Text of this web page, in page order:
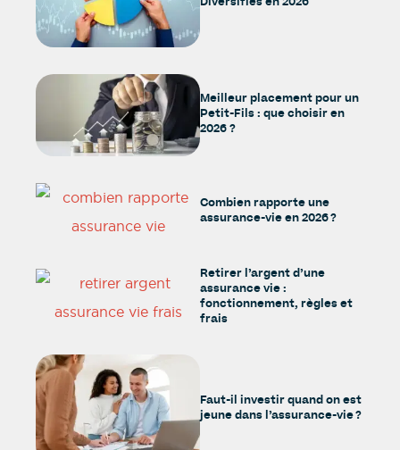
Diversifiés en 2026
Meilleur placement pour un
Petit-Fils : que choisir en
2026 ?
Combien rapporte une
assurance-vie en 2026 ?
Retirer l’argent d’une
assurance vie :
fonctionnement, règles et
frais
Faut-il investir quand on est
jeune dans l’assurance-vie ?